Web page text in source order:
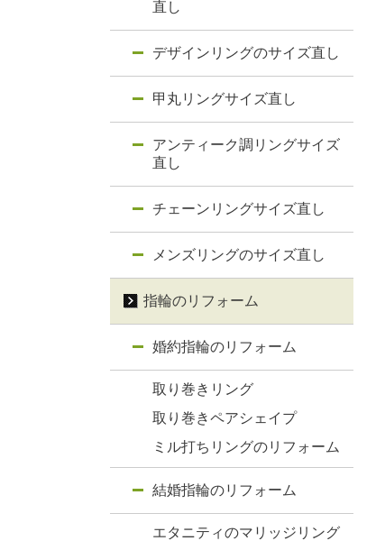
直し
デザインリングのサイズ直し
甲丸リングサイズ直し
アンティーク調リングサイズ
直し
チェーンリングサイズ直し
メンズリングのサイズ直し
指輪のリフォーム
婚約指輪のリフォーム
取り巻きリング
取り巻きペアシェイプ
ミル打ちリングのリフォーム
結婚指輪のリフォーム
エタニティのマリッジリング